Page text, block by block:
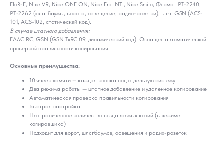
FloR-E, Nice VR, Nice ONE ON, Nice Era INTI, Nice Smilo, Формат PT-2240,
РТ-2262 (шлагбаумы, ворота, освещение, радио-розетки), в т.ч. GSN (ACS-
101, ACS-102, статический код).
В случае штатного добавления:
FAAC RC, GSN (GSN TxRC 09, динамический код). Оснащен автоматической
проверкой правильности копирования..
Основные преимущества:
10 ячеек памяти — каждая кнопка под отдельную систему
Два режима работы — штатное добавление и удаленное копирование
Автоматическая проверка правильности копирования
Быстрая настройка
Неограниченное количество создаваемых копий (в режиме
копировщика)
Подходит для ворот, шлагбаумов, освещения и радио-розеток